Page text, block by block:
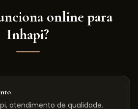
online para
Inhapi?
atendimento de qualidade.